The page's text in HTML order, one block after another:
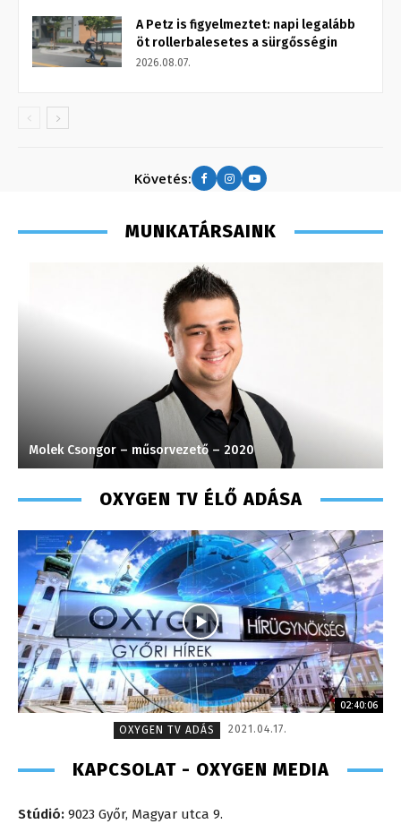
A Petz is figyelmeztet: napi legalább
öt rollerbalesetes a sürgősségin
2026.08.07.
Követés:
MUNKATÁRSAINK
Molek Csongor – műsorvezető – 2020
OXYGEN TV ÉLŐ ADÁSA
02:40:06
OXYGEN TV ADÁS
2021.04.17.
KAPCSOLAT - OXYGEN MEDIA
Stúdió: 9023 Győr, Magyar utca 9.